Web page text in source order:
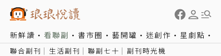
新鮮讀 看聯副 書市圈 藝開罐 迷創作 星劇點
聯合副刊 生活副刊 聯副七十 副刊時光機